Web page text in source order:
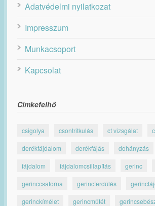
Adatvédelmi nyilatkozat
Impresszum
Munkacsoport
Kapcsolat
Címkefelhő
csigolya csontritkulás ct vizsgálat
derékfájdalom derékfájás dohányzás
fájdalom fájdalomcsillapítás gerinc
gerinccsatorna gerincferdülés
gerinckímélet gerincműtét